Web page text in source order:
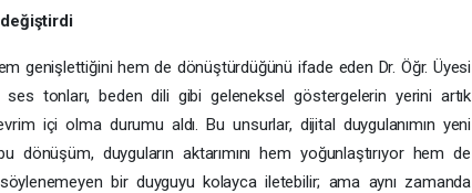
değiştirdi
genişlettiğini hem de dönüştürdüğünü ifade eden Dr. Öğr. Üyesi
ses tonları, beden dili gibi geleneksel göstergelerin yerini artık
içi olma durumu aldı. Bu unsurlar, dijital duygulanımın yeni
dönüşüm, duyguların aktarımını hem yoğunlaştırıyor hem de
bir duyguyu kolayca iletebilir; ama aynı zamanda